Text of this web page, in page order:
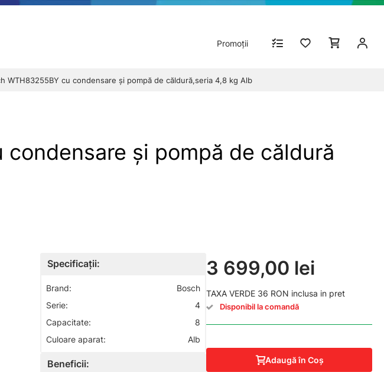
Promoții
WTH83255BY cu condensare și pompă de căldură,seria 4,8 kg Alb
și pompă de căldură
Specificații:
Brand:
Bosch
Serie:
4
Capacitate:
8
Culoare aparat:
Alb
Beneficii:
3 699,00 lei
TAXA VERDE 36 RON inclusa in pret
Disponibil la comandă
Adaugă în Coş